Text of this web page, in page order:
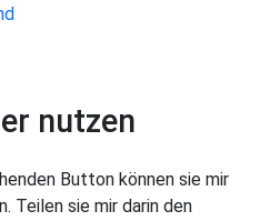
nutzen
Button können sie mir
Teilen sie mir darin den